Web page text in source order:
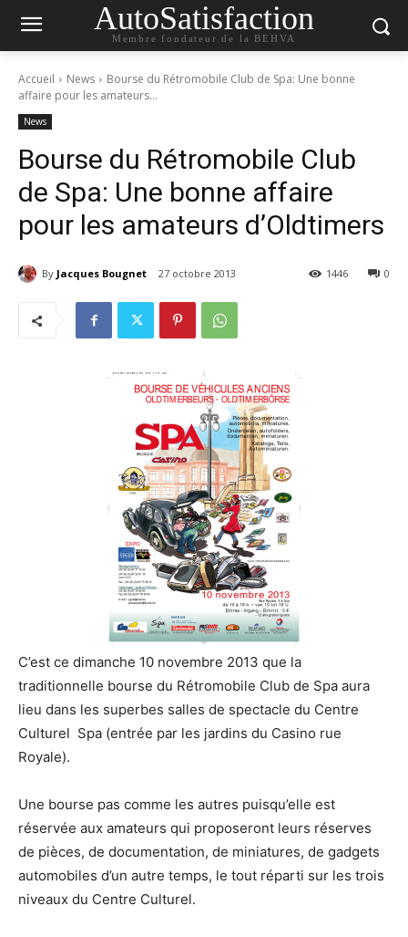
AutoSatisfaction
Membre fondateur de la BEHVA
Accueil News
Bourse du Rétromobile Club de Spa: Une bonne
affaire pour les amateurs...
News
Bourse du Rétromobile Club
de Spa: Une bonne affaire
pour les amateurs d’Oldtimers
By Jacques Bougnet 27 octobre 2013 0
1446
C’est ce dimanche 10 novembre 2013 que la
traditionnelle bourse du Rétromobile Club de Spa aura
lieu dans les superbes salles de spectacle du Centre
Culturel Spa (entrée par les jardins du Casino rue
Royale).
Une bourse pas comme les autres puisqu’elle est
réservée aux amateurs qui proposeront leurs réserves
de pièces, de documentation, de miniatures, de gadgets
automobiles d’un autre temps, le tout réparti sur les trois
niveaux du Centre Culturel.